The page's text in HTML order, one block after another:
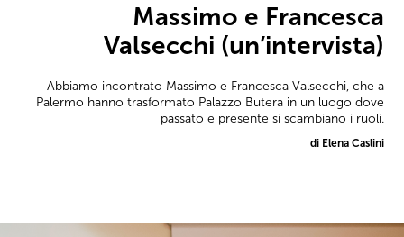
Massimo e Francesca
Valsecchi (un’intervista)
Abbiamo incontrato Massimo e Francesca Valsecchi, che a
Palermo hanno trasformato Palazzo Butera in un luogo dove
passato e presente si scambiano i ruoli.
di Elena Caslini